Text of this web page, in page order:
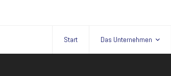
Start Das Unternehmen